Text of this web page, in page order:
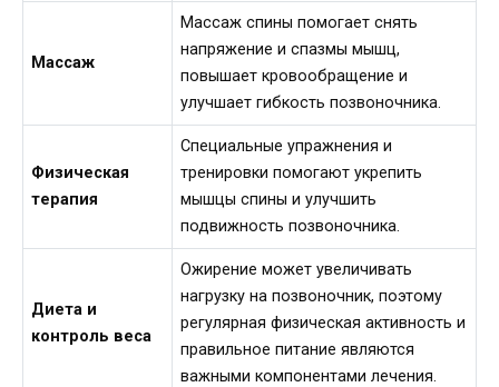
Массаж
Массаж спины помогает снять
напряжение и спазмы мышц,
повышает кровообращение и
улучшает гибкость позвоночника.
Физическая
терапия
Специальные упражнения и
тренировки помогают укрепить
мышцы спины и улучшить
подвижность позвоночника.
Диета и
контроль веса
Ожирение может увеличивать
нагрузку на позвоночник, поэтому
регулярная физическая активность и
правильное питание являются
важными компонентами лечения.